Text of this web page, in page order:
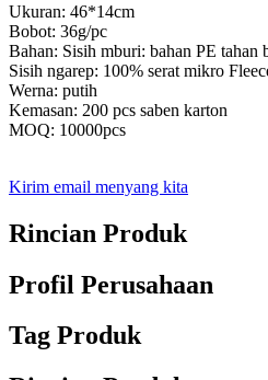
Ukuran: 46*14cm
Bobot: 36g/pc
Bahan: Sisih mburi: bahan PE tahan
Sisih ngarep: 100% serat mikro
Werna: putih
Kemasan: 200 pcs saben karton
MOQ: 10000pcs
Kirim email menyang kita
Rincian Produk
Profil Perusahaan
Tag Produk